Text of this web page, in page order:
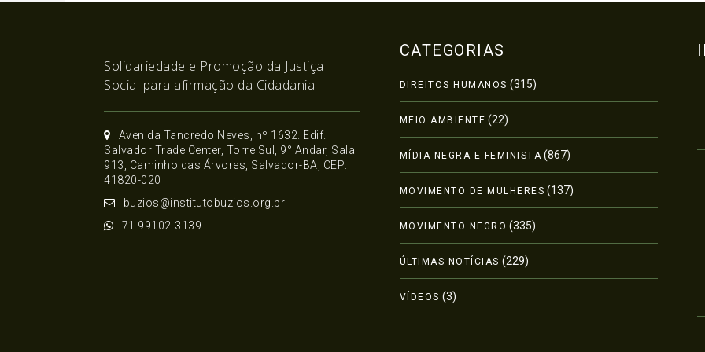
Solidariedade e Promoção da Justiça
Social para afirmação da Cidadania
Avenida Tancredo Neves, nº 1632. Edif.
Salvador Trade Center, Torre Sul, 9° Andar, Sala
913, Caminho das Árvores, Salvador-BA, CEP:
41820-020
buzios@institutobuzios.org.br
71 99102-3139
CATEGORIAS
DIREITOS HUMANOS (315)
MEIO AMBIENTE (22)
MÍDIA NEGRA E FEMINISTA (867)
MOVIMENTO DE MULHERES (137)
MOVIMENTO NEGRO (335)
ÚLTIMAS NOTÍCIAS (229)
VÍDEOS (3)